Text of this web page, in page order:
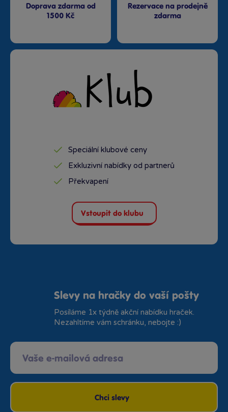
Doprava zdarma od
1500 Kč
Rezervace na prodejně
zdarma
Speciální klubové ceny
Exkluzivní nabídky od partnerů
Překvapení
Vstoupit do klubu
Slevy na hračky do vaší pošty
Posíláme 1x týdně akční nabídku hraček.
Nezahltíme vám schránku, nebojte :)
Chci slevy